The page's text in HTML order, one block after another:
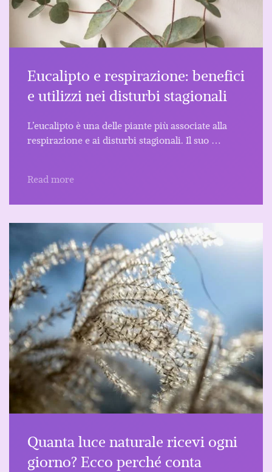
Eucalipto e respirazione: benefici
e utilizzi nei disturbi stagionali
L’eucalipto è una delle piante più associate alla
respirazione e ai disturbi stagionali. Il suo …
Read more
Quanta luce naturale ricevi ogni
giorno? Ecco perché conta